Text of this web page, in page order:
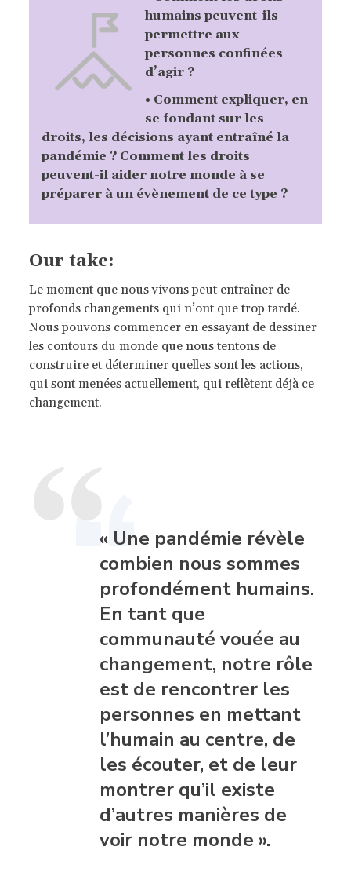
humains peuvent-ils
permettre aux
personnes confinées
d’agir ?
• Comment expliquer, en
se fondant sur les
droits, les décisions ayant entraîné la
pandémie ? Comment les droits
peuvent-il aider notre monde à se
préparer à un évènement de ce type ?
Our take:
Le moment que nous vivons peut entraîner de
profonds changements qui n’ont que trop tardé.
Nous pouvons commencer en essayant de dessiner
les contours du monde que nous tentons de
construire et déterminer quelles sont les actions,
qui sont menées actuellement, qui reflètent déjà ce
changement.
« Une pandémie révèle
combien nous sommes
profondément humains.
En tant que
communauté vouée au
changement, notre rôle
est de rencontrer les
personnes en mettant
l’humain au centre, de
les écouter, et de leur
montrer qu’il existe
d’autres manières de
voir notre monde ».